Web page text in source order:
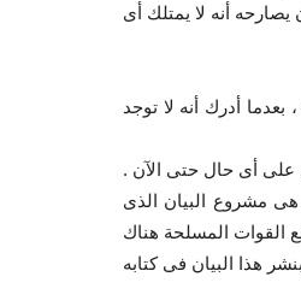
أنه لا يمتلك أى
أدرك أنه لا توجد
على أى حال حتى الآن .
هى مشروع البيان الذى
القوات المسلحة هناك
هذا البيان فى كتابه